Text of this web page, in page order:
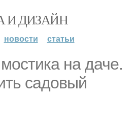
И ДИЗАЙН
новости статьи
на даче.
садовый